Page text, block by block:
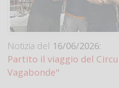
Notizia del 16/06/2026:
Partito il viaggio del
Vagabonde"